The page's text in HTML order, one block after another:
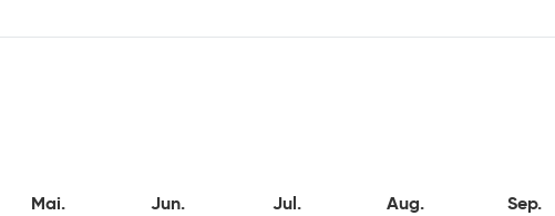
Mai. Jun. Jul. Aug. Sep.